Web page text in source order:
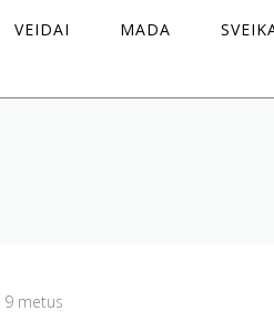
VEIDAI MADA
9 metus